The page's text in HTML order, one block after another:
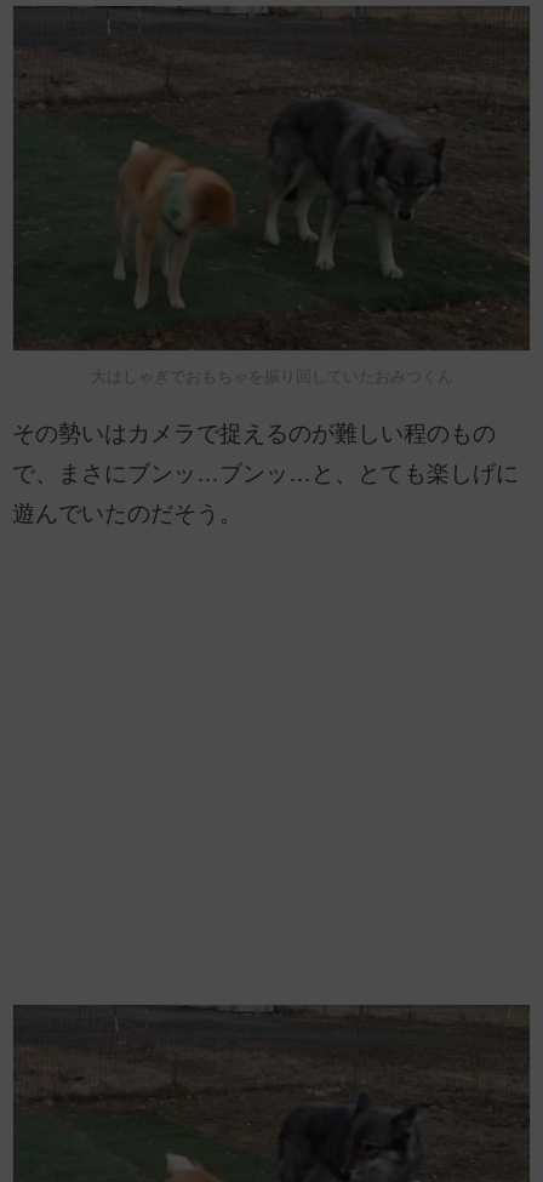
大はしゃぎでおもちゃを振り回していたおみつくん
その勢いはカメラで捉えるのが難しい程のもの
で、まさにブンッ…ブンッ…と、とても楽しげに
遊んでいたのだそう。